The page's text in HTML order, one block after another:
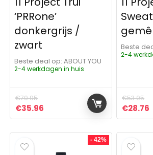
‘PRRone’
donkergrijs /
zwart
Beste deal op:
ABOUT YOU
2-4 werkdagen in huis
€79.95
Oorspronkelijke prijs was: €79.95.
€35.96 Huidige prijs is: €35.96.
Beste
2-4
€53.95
€28.76
- 42%